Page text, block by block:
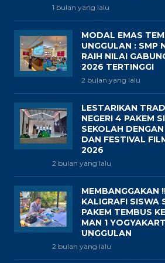
1 bulan yang lalu
MODAL EMAS
UNGGULAN : SMP
RAIH NILAI
2026 TERTINGGI
2 bulan yang lalu
LESTARIKAN
NEGERI 4 PAKEM
SEKOLAH
DAN FESTIVAL
2026
2 bulan yang lalu
MEMBANGGAKAN
KALIGRAFI SISWA
PAKEM TEMBUS
MAN 1
UNGGULAN
2 bulan yang lalu